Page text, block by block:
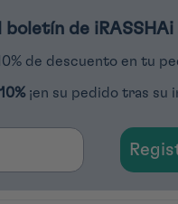
boletín de iRASSHAi
de descuento en tu
¡en su pedido tras su